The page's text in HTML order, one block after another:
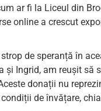
ar fi la Liceul din
online a crescut
de speranță în
și Ingrid, am reușit
donații nu
de învățare,